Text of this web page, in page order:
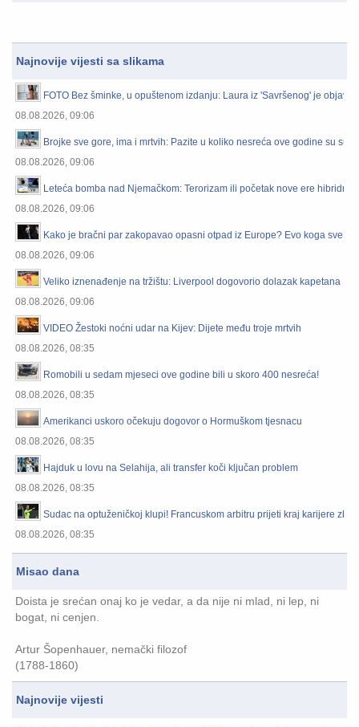
Najnovije vijesti sa slikama
FOTO Bez šminke, u opuštenom izdanju: Laura iz 'Savršenog' je
08.08.2026, 09:06
Brojke sve gore, ima i mrtvih: Pazite u koliko nesreća ove godine su
08.08.2026, 09:06
Leteća bomba nad Njemačkom: Terorizam ili početak nove ere
08.08.2026, 09:06
Kako je bračni par zakopavao opasni otpad iz Europe? Evo koga sve
08.08.2026, 09:06
Veliko iznenađenje na tržištu: Liverpool dogovorio dolazak kapetana
08.08.2026, 09:06
VIDEO Žestoki noćni udar na Kijev: Dijete među troje mrtvih
08.08.2026, 08:35
Romobili u sedam mjeseci ove godine bili u skoro 400 nesreća!
08.08.2026, 08:35
Amerikanci uskoro očekuju dogovor o Hormuškom tjesnacu
08.08.2026, 08:35
Hajduk u lovu na Selahija, ali transfer koči ključan problem
08.08.2026, 08:35
Sudac na optuženičkoj klupi! Francuskom arbitru prijeti kraj karijere
08.08.2026, 08:35
Misao dana
Doista je srećan onaj ko je vedar, a da nije ni mlad, ni lep, ni
bogat, ni cenjen.
Artur Šopenhauer, nemački filozof
(1788-1860)
Najnovije vijesti